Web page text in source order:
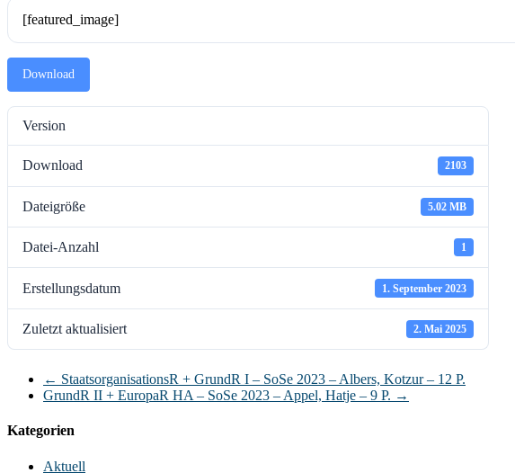
[featured_image]
Download
Version
Download 2103
Dateigröße 5.02 MB
Datei-Anzahl 1
Erstellungsdatum 1. September 2023
Zuletzt aktualisiert 2. Mai 2025
← StaatsorganisationsR + GrundR I – SoSe 2023 – Albers, Kotzur – 12 P.
GrundR II + EuropaR HA – SoSe 2023 – Appel, Hatje – 9 P. →
Kategorien
Aktuell